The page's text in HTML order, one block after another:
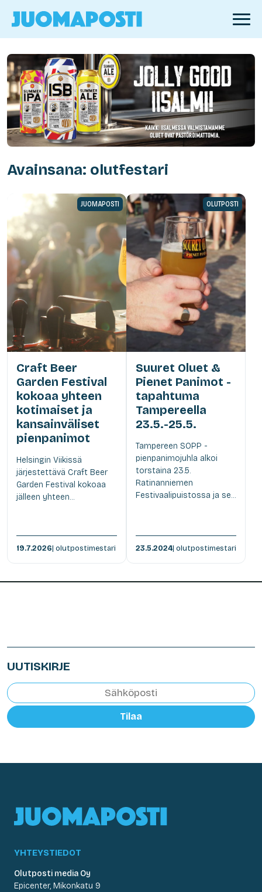
Avainsana: olutfestari
JUOMAPOSTI
Craft Beer
Garden Festival
kokoaa yhteen
kotimaiset ja
kansainväliset
pienpanimot
Helsingin Viikissä
järjestettävä Craft Beer
Garden Festival kokoaa
jälleen yhteen...
19.7.2026| olutpostimestari
OLUTPOSTI
Suuret Oluet &
Pienet Panimot -
tapahtuma
Tampereella
23.5.-25.5.
Tampereen SOPP -
pienpanimojuhla alkoi
torstaina 23.5.
Ratinanniemen
Festivaalipuistossa ja se...
23.5.2024| olutpostimestari
UUTISKIRJE
Tilaa
YHTEYSTIEDOT
Olutposti media Oy
Epicenter, Mikonkatu 9